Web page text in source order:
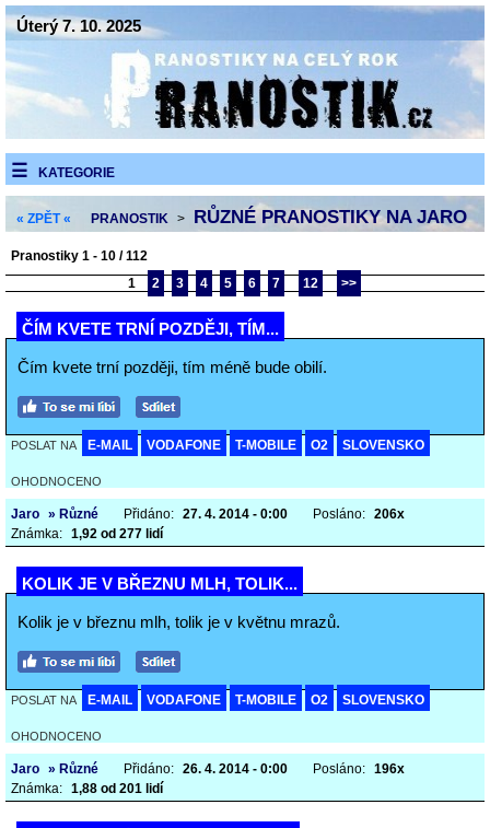
Úterý 7. 10. 2025
KATEGORIE
« ZPĚT « PRANOSTIK > RŮZNÉ PRANOSTIKY NA JARO
Pranostiky 1 - 10 / 112
1
2 3 4 5 6 7 12 >>
ČÍM KVETE TRNÍ POZDĚJI, TÍM...
Čím kvete trní později, tím méně bude obilí.
POSLAT NA E-MAIL VODAFONE T-MOBILE O2 SLOVENSKO
OHODNOCENO
Jaro » Různé Přidáno: 27. 4. 2014 - 0:00 Posláno: 206x
Známka: 1,92 od 277 lidí
KOLIK JE V BŘEZNU MLH, TOLIK...
Kolik je v březnu mlh, tolik je v květnu mrazů.
POSLAT NA E-MAIL VODAFONE T-MOBILE O2 SLOVENSKO
OHODNOCENO
Jaro » Různé Přidáno: 26. 4. 2014 - 0:00 Posláno: 196x
Známka: 1,88 od 201 lidí